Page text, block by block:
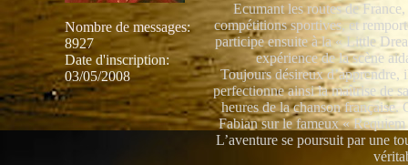
Nombre de messages:
8927
Date d'inscription:
03/05/2008
Ecumant les routes de
compétitions sportives, et
participe ensuite à la « Little
expérience de la scène
Toujours désireux d’apprendre,
perfectionne ainsi la maîtrise de
heures de la chanson française.
Fabian sur le fameux «
L’aventure se poursuit par une